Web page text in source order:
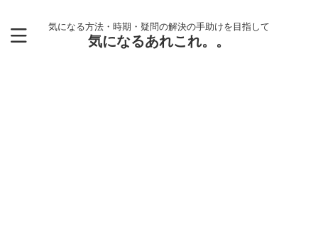
気になる方法・時期・疑問の解決の手助けを目指して
気になるあれこれ。。